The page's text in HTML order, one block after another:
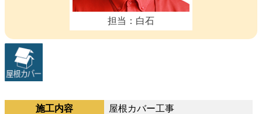
担当：白石
施工内容
屋根カバー工事